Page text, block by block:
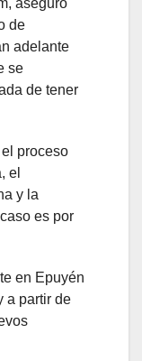
aseguró
de
adelante
se
de tener
proceso
el
y la
es por
en Epuyén
a partir de